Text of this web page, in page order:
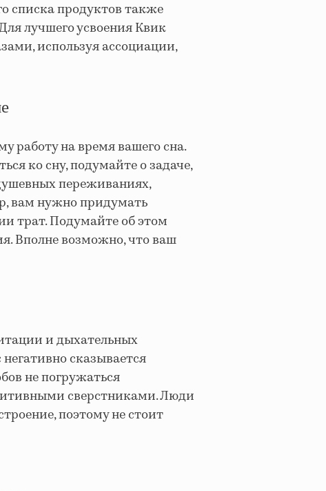
списка продуктов также
лучшего усвоения Квик
используя ассоциации,
работу на время вашего сна.
ко сну, подумайте о задаче,
переживаниях,
вам нужно придумать
трат. Подумайте об этом
Вполне возможно, что ваш
и дыхательных
сказывается
не погружаться
сверстниками. Люди
поэтому не стоит